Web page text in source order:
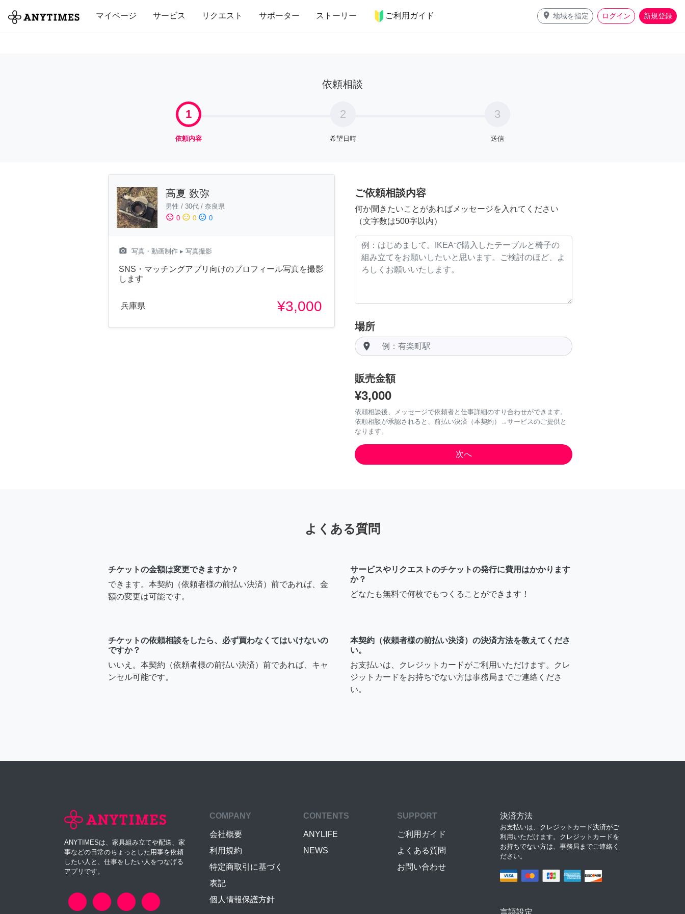
マイページ サービス リクエスト サポーター ストーリー ご利用ガイド place 地域を指定 ログイン 新規登録
全て 修理・組立 家事 引っ越し インテリア 趣味・習い事 ペット 料理
依頼相談
1
依頼内容
2
希望日時
3
送信
高夏 数弥
男性 / 30代 / 奈良県
sentiment_satisfied 0 sentiment_neutral 0 sentiment_dissatisfied 0
camera_alt 写真・動画制作 ▸ 写真撮影
SNS・マッチングアプリ向けのプロフィール写真を撮影
します
兵庫県 ¥3,000
ご依頼相談内容
何か聞きたいことがあればメッセージを入れてください
（文字数は500字以内）
場所
room
販売金額
¥3,000
依頼相談後、メッセージで依頼者と仕事詳細のすり合わせができます。
依頼相談が承認されると、前払い決済（本契約）→サービスのご提供と
なります。
よくある質問
チケットの金額は変更できますか？
できます。本契約（依頼者様の前払い決済）前であれば、金
額の変更は可能です。
サービスやリクエストのチケットの発行に費用はかかります
か？
どなたも無料で何枚でもつくることができます！
チケットの依頼相談をしたら、必ず買わなくてはいけないの
ですか？
いいえ。本契約（依頼者様の前払い決済）前であれば、キャ
ンセル可能です。
本契約（依頼者様の前払い決済）の決済方法を教えてくださ
い。
お支払いは、クレジットカードがご利用いただけます。クレ
ジットカードをお持ちでない方は事務局までご連絡くださ
い。
ANYTIMESは、家具組み立てや配送、家
事などの日常のちょっとした用事を依頼
したい人と、仕事をしたい人をつなげる
アプリです。
COMPANY
会社概要
利用規約
特定商取引に基づく
表記
個人情報保護方針
CONTENTS
ANYLIFE
NEWS
SUPPORT
ご利用ガイド
よくある質問
お問い合わせ
決済方法
お支払いは、クレジットカード決済がご
利用いただけます。クレジットカードを
お持ちでない方は、事務局までご連絡く
ださい。
言語設定